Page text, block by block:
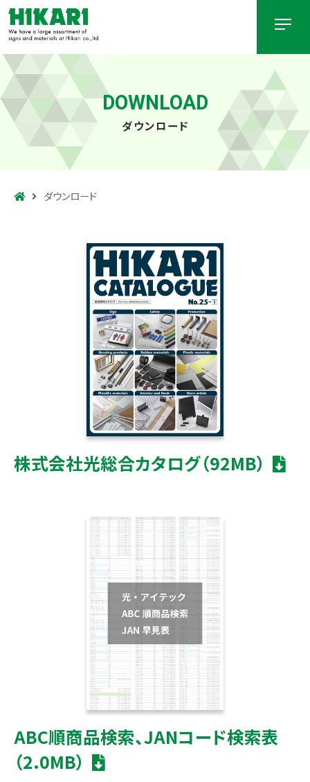
DOWNLOAD
ダウンロード
ダウンロード
株式会社光総合カタログ（92MB）
ABC順商品検索、JANコード検索表
（2.0MB）